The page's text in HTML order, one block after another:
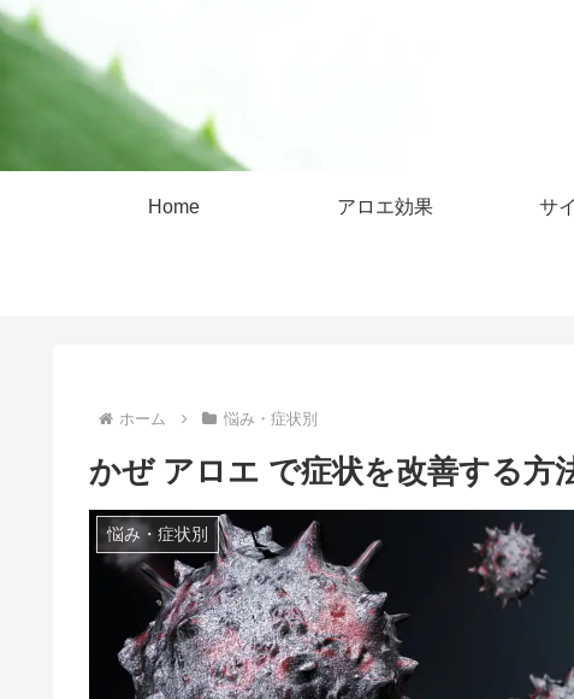
Home アロエ効果 サ
ホーム 悩み・症状別
かぜ アロエ で症状を改善する方
悩み・症状別